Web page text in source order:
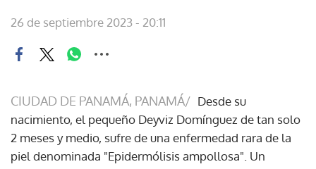
26 de septiembre 2023 - 20:11
CIUDAD DE PANAMÁ, PANAMÁ/ Desde su
nacimiento, el pequeño Deyviz Domínguez de tan solo
2 meses y medio, sufre de una enfermedad rara de la
piel denominada "Epidermólisis ampollosa". Un